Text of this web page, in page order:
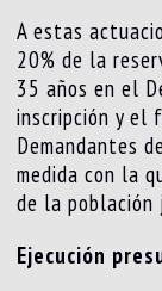
A estas
20% de la
35 años en el
inscripción y el
Demandantes
medida con la
de la población
Ejecución